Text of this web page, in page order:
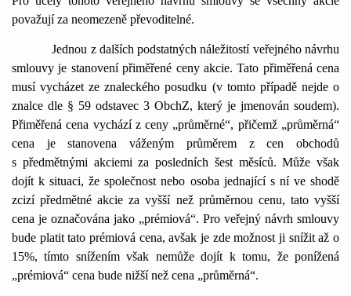
považují za neomezeně převoditelné.
Jednou z dalších podstatných náležitostí veřejného návrhu
smlouvy je stanovení přiměřené ceny akcie. Tato přiměřená cena
musí vycházet ze znaleckého posudku (v tomto případě nejde o
znalce dle § 59 odstavec 3 ObchZ, který je jmenován soudem).
Přiměřená cena vychází z ceny „průměrné“, přičemž „průměrná“
cena je stanovena váženým průměrem z cen obchodů
s předmětnými akciemi za posledních šest měsíců. Může však
dojít k situaci, že společnost nebo osoba jednající s ní ve shodě
zcizí předmětné akcie za vyšší než průměrnou cenu, tato vyšší
cena je označována jako „prémiová“. Pro veřejný návrh smlouvy
bude platit tato prémiová cena, avšak je zde možnost ji snížit až o
15%, tímto snížením však nemůže dojít k tomu, že ponížená
„prémiová“ cena bude nižší než cena „průměrná“.